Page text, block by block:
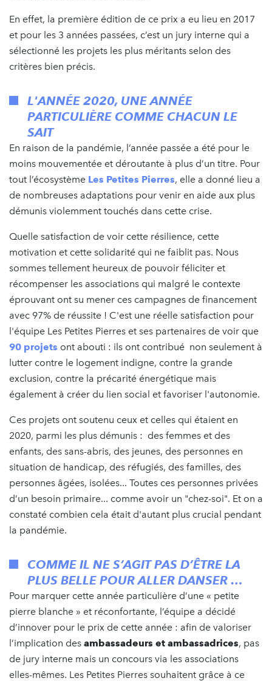
En effet, la première édition de ce prix a eu lieu en 2017
et pour les 3 années passées, c’est un jury interne qui a
sélectionné les projets les plus méritants selon des
critères bien précis.
L'ANNÉE 2020, UNE ANNÉE
PARTICULIÈRE COMME CHACUN LE
SAIT
En raison de la pandémie, l’année passée a été pour le
moins mouvementée et déroutante à plus d’un titre. Pour
tout l’écosystème Les Petites Pierres, elle a donné lieu a
de nombreuses adaptations pour venir en aide aux plus
démunis violemment touchés dans cette crise.
Quelle satisfaction de voir cette résilience, cette
motivation et cette solidarité qui ne faiblit pas. Nous
sommes tellement heureux de pouvoir féliciter et
récompenser les associations qui malgré le contexte
éprouvant ont su mener ces campagnes de financement
avec 97% de réussite ! C'est une réelle satisfaction pour
l'équipe Les Petites Pierres et ses partenaires de voir que
90 projets ont abouti : ils ont contribué non seulement à
lutter contre le logement indigne, contre la grande
exclusion, contre la précarité énergétique mais
également à créer du lien social et favoriser l'autonomie.
Ces projets ont soutenu ceux et celles qui étaient en
2020, parmi les plus démunis : des femmes et des
enfants, des sans-abris, des jeunes, des personnes en
situation de handicap, des réfugiés, des familles, des
personnes âgées, isolées... Toutes ces personnes privées
d’un besoin primaire... comme avoir un "chez-soi". Et on a
constaté combien cela était d'autant plus crucial pendant
la pandémie.
COMME IL NE S’AGIT PAS D’ÊTRE LA
PLUS BELLE POUR ALLER DANSER …
Pour marquer cette année particulière d’une « petite
pierre blanche » et réconfortante, l’équipe a décidé
d’innover pour le prix de cette année : afin de valoriser
l’implication des ambassadeurs et ambassadrices, pas
de jury interne mais un concours via les associations
elles-mêmes. Les Petites Pierres souhaitent grâce à ce